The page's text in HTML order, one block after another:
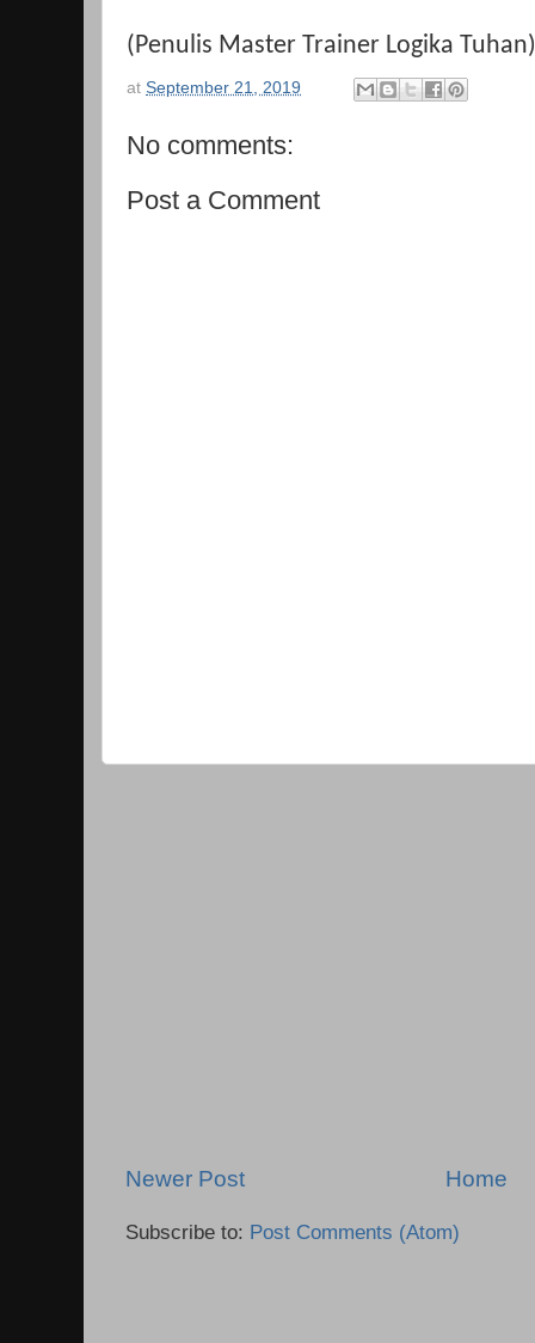
(Penulis Master Trainer Logika Tuhan)
at September 21, 2019
No comments:
Post a Comment
Newer Post Home
Subscribe to: Post Comments (Atom)